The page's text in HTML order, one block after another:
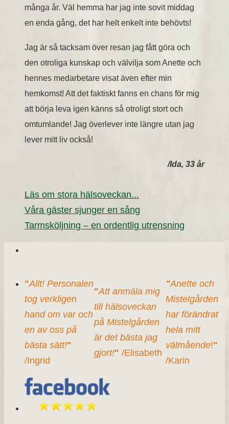
många år. Väl hemma har jag inte sovit middag
en enda gång, det har helt enkelt inte behövts!
Jag är så tacksam över resan jag fått göra och
den otroliga kunskap och välvilja som Anette och
hennes medarbetare visat även efter min
hemkomst! Att det faktiskt fanns en chans för mig
att börja leva igen känns så otroligt stort och
omtumlande! Jag överlever inte längre utan jag
lever mitt liv också!
/Ida, 33 år
Läs om stora hälsoveckan...
Våra gäster sjunger en sång
Tarmsköljning – en ordentlig utrensning
"Allt! Personalen
tog verkligen
hand om var och
en av oss på
bästa sätt!"
/Ingrid
"Att anmäla mig
till hälsoveckan
på Mistelgården
är det bästa jag
gjort!" /Elisabeth
"Anette och
Mistelgården
har förändrat
hela mitt
välmående!"
/Karin